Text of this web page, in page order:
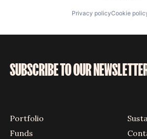
Privacy policyCookie
SUBSCRIBE TO OUR
Portfolio
Funds